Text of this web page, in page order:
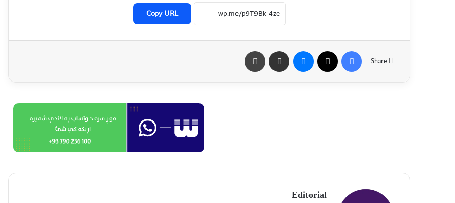
Copy URL
Share
Editorial